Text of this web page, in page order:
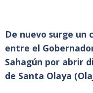
De nuevo surge un
entre el
Sahagún por abrir
de Santa Olaya